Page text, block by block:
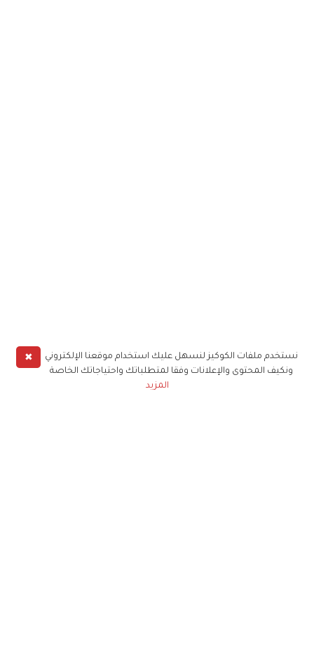
✖
نستخدم ملفات الكوكيز لنسهل عليك استخدام موقعنا الإلكتروني
ونكيف المحتوى والإعلانات وفقا لمتطلباتك واحتياجاتك الخاصة
المزيد